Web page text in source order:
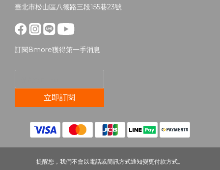
臺北市松山區八德路三段155巷23號
訂閱8more獲得第一手消息
立即訂閱
提醒您，我們不會以電話或簡訊方式通知變更付款方式。